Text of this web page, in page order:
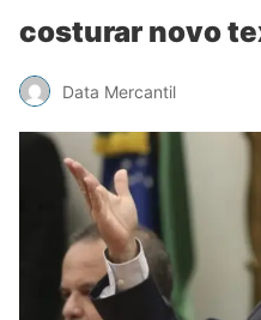
costurar novo
Data Mercantil